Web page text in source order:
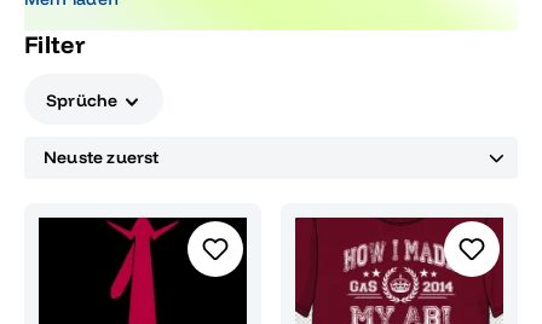
perfekten Abschlussmomente.
Filter
Sprüche